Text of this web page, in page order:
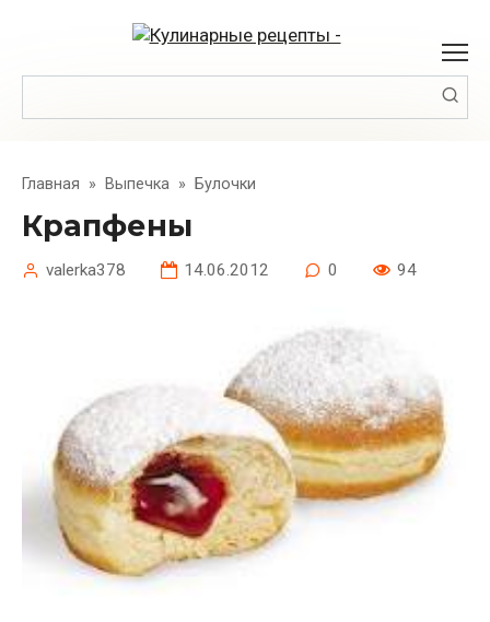
Главная » Выпечка » Булочки
Крапфены
valerka378 14.06.2012 0 94